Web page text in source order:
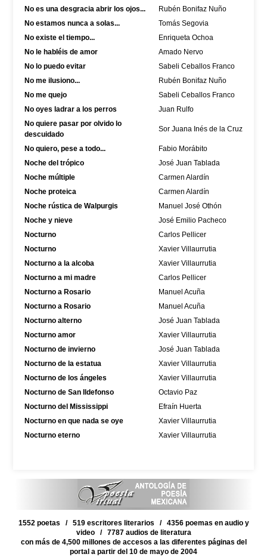
No es una desgracia abrir los ojos...
Rubén Bonifaz Nuño
No estamos nunca a solas...
Tomás Segovia
No existe el tiempo...
Enriqueta Ochoa
No le habléis de amor
Amado Nervo
No lo puedo evitar
Sabeli Ceballos Franco
No me ilusiono...
Rubén Bonifaz Nuño
No me quejo
Sabeli Ceballos Franco
No oyes ladrar a los perros
Juan Rulfo
No quiere pasar por olvido lo
descuidado
Sor Juana Inés de la Cruz
No quiero, pese a todo...
Fabio Morábito
Noche del trópico
José Juan Tablada
Noche múltiple
Carmen Alardín
Noche proteica
Carmen Alardín
Noche rústica de Walpurgis
Manuel José Othón
Noche y nieve
José Emilio Pacheco
Nocturno
Carlos Pellicer
Nocturno
Xavier Villaurrutia
Nocturno a la alcoba
Xavier Villaurrutia
Nocturno a mi madre
Carlos Pellicer
Nocturno a Rosario
Manuel Acuña
Nocturno a Rosario
Manuel Acuña
Nocturno alterno
José Juan Tablada
Nocturno amor
Xavier Villaurrutia
Nocturno de invierno
José Juan Tablada
Nocturno de la estatua
Xavier Villaurrutia
Nocturno de los ángeles
Xavier Villaurrutia
Nocturno de San Ildefonso
Octavio Paz
Nocturno del Mississippi
Efraín Huerta
Nocturno en que nada se oye
Xavier Villaurrutia
Nocturno eterno
Xavier Villaurrutia
1552 poetas / 519 escritores literarios / 4356 poemas en audio y
video / 7787 audios de literatura
con más de 4,500 millones de accesos a las diferentes páginas del
portal a partir del 10 de mayo de 2004